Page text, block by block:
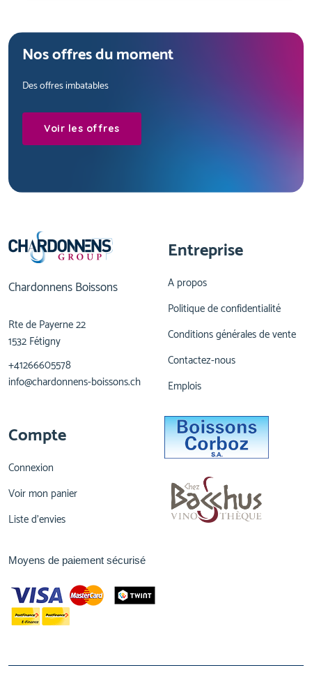
Nos offres du moment
Des offres imbatables
Voir les offres
Chardonnens Boissons
Rte de Payerne 22
1532 Fétigny
+41266605578
info@chardonnens-boissons.ch
Entreprise
A propos
Politique de confidentialité
Conditions générales de vente
Contactez-nous
Emplois
Compte
Connexion
Voir mon panier
Liste d'envies
Moyens de paiement sécurisé